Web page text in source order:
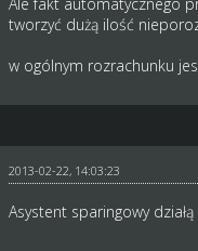
tworzyć dużą ilość
w ogólnym rozrachunku
2013-02-22, 14:03:23
Asystent sparingowy